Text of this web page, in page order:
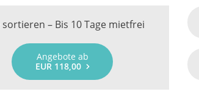
sortieren – Bis 10 Tage mietfrei
Angebote ab
EUR 118,00